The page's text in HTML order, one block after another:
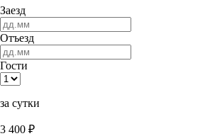
Заезд
Отъезд
Гости
за сутки
3 400 ₽